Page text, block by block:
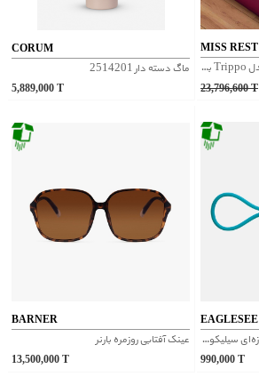
CORUM
ماگ دسته دار 2514201
5,889,000T
MISS REST
تشک مسافرتی طبی تک نفره مدل Trippo بهمراه روبالشی
23,796,600T
BARNER
عینک آفتابی روزمره بارنر
13,500,000T
EAGLESEE
بند عینک مدل ضد آب رنگ فیروزه‌ای سیلیکونی
990,000 T